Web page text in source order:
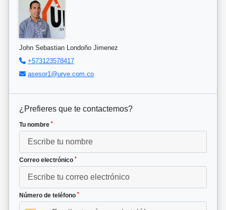
John Sebastian Londoño Jimenez
+573123578417
asesor1@urve.com.co
¿Prefieres que te contactemos?
Tu nombre *
Correo electrónico *
Número de teléfono *